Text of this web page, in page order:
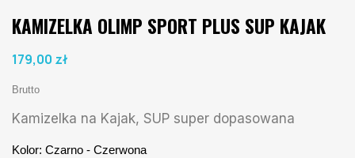
KAMIZELKA OLIMP SPORT PLUS SUP KAJAK
179,00 zł
Brutto
Kamizelka na Kajak, SUP super dopasowana
Kolor: Czarno - Czerwona